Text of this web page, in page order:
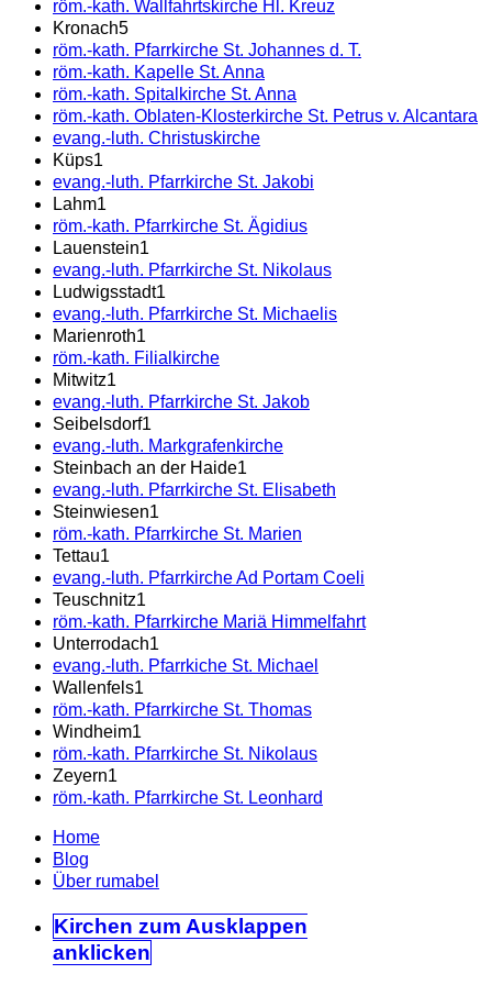
röm.-kath. Wallfahrtskirche Hl. Kreuz
Kronach5
röm.-kath. Pfarrkirche St. Johannes d. T.
röm.-kath. Kapelle St. Anna
röm.-kath. Spitalkirche St. Anna
röm.-kath. Oblaten-Klosterkirche St. Petrus v. Alcantara
evang.-luth. Christuskirche
Küps1
evang.-luth. Pfarrkirche St. Jakobi
Lahm1
röm.-kath. Pfarrkirche St. Ägidius
Lauenstein1
evang.-luth. Pfarrkirche St. Nikolaus
Ludwigsstadt1
evang.-luth. Pfarrkirche St. Michaelis
Marienroth1
röm.-kath. Filialkirche
Mitwitz1
evang.-luth. Pfarrkirche St. Jakob
Seibelsdorf1
evang.-luth. Markgrafenkirche
Steinbach an der Haide1
evang.-luth. Pfarrkirche St. Elisabeth
Steinwiesen1
röm.-kath. Pfarrkirche St. Marien
Tettau1
evang.-luth. Pfarrkirche Ad Portam Coeli
Teuschnitz1
röm.-kath. Pfarrkirche Mariä Himmelfahrt
Unterrodach1
evang.-luth. Pfarrkiche St. Michael
Wallenfels1
röm.-kath. Pfarrkirche St. Thomas
Windheim1
röm.-kath. Pfarrkirche St. Nikolaus
Zeyern1
röm.-kath. Pfarrkirche St. Leonhard
Home
Blog
Über rumabel
Kirchen zum Ausklappen
anklicken